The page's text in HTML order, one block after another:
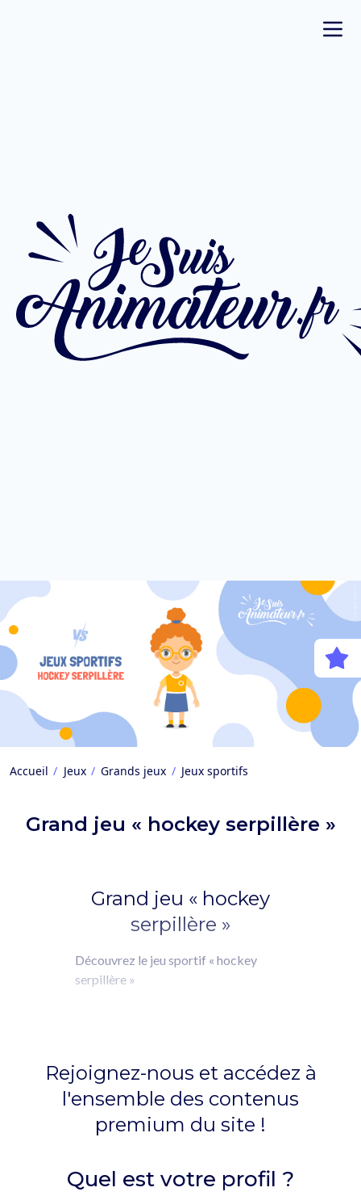
Accueil Jeux Grands jeux Jeux sportifs
Grand jeu « hockey serpillère »
Grand jeu « hockey
serpillère »
Découvrez le jeu sportif « hockey
serpillère »
Rejoignez-nous et accédez à
l'ensemble des contenus
premium du site !
Quel est votre profil ?